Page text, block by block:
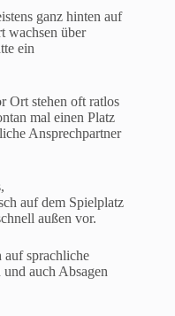
ganz hinten auf
wachsen über
ein
Ort stehen oft ratlos
mal einen Platz
Ansprechpartner
auf dem Spielplatz
außen vor.
auf sprachliche
auch Absagen